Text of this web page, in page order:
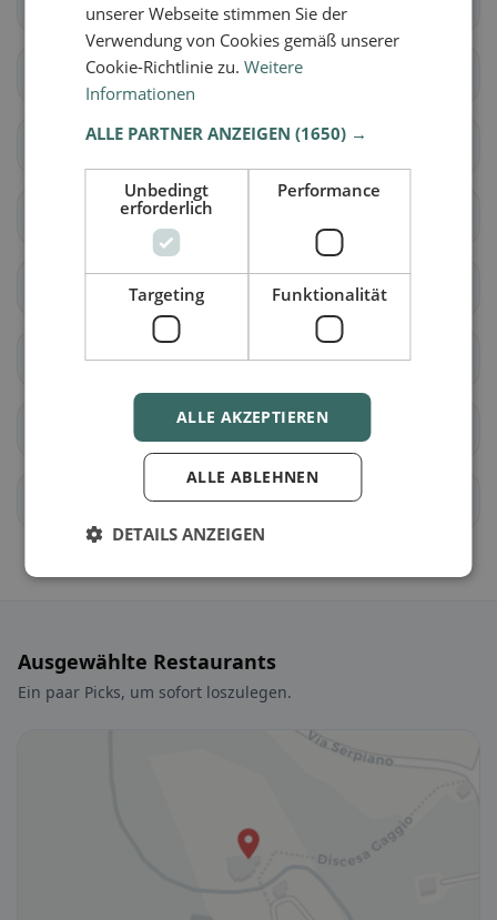
Acquarossa Blenio
Serravalle Airolo
Faido
Giornico Personico
Prato (Leventina)
Ascona
Ausgewählte Restaurants
Ein paar Picks, um sofort loszulegen.
unserer Webseite stimmen Sie der
Verwendung von Cookies gemäß unserer
Cookie-Richtlinie zu.Weitere
Informationen
ALLE PARTNER ANZEIGEN(1650) →
Unbedingt
erforderlich
Performance
Targeting Funktionalität
ALLE AKZEPTIEREN
ALLE ABLEHNEN
DETAILS ANZEIGEN